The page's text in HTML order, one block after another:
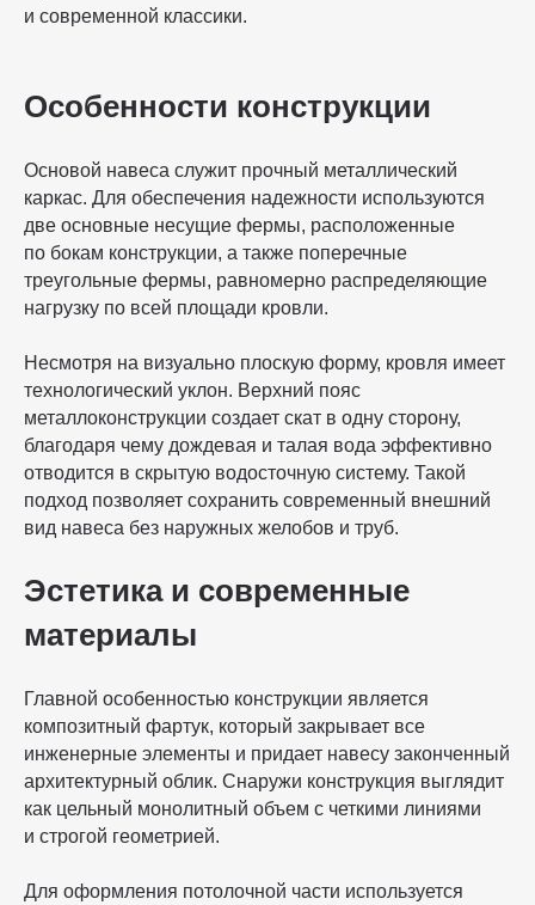
и современной классики.
Особенности конструкции
Основой навеса служит прочный металлический
каркас. Для обеспечения надежности используются
две основные несущие фермы, расположенные
по бокам конструкции, а также поперечные
треугольные фермы, равномерно распределяющие
нагрузку по всей площади кровли.
Несмотря на визуально плоскую форму, кровля имеет
технологический уклон. Верхний пояс
металлоконструкции создает скат в одну сторону,
благодаря чему дождевая и талая вода эффективно
отводится в скрытую водосточную систему. Такой
подход позволяет сохранить современный внешний
вид навеса без наружных желобов и труб.
Эстетика и современные
материалы
Главной особенностью конструкции является
композитный фартук, который закрывает все
инженерные элементы и придает навесу законченный
архитектурный облик. Снаружи конструкция выглядит
как цельный монолитный объем с четкими линиями
и строгой геометрией.
Для оформления потолочной части используется